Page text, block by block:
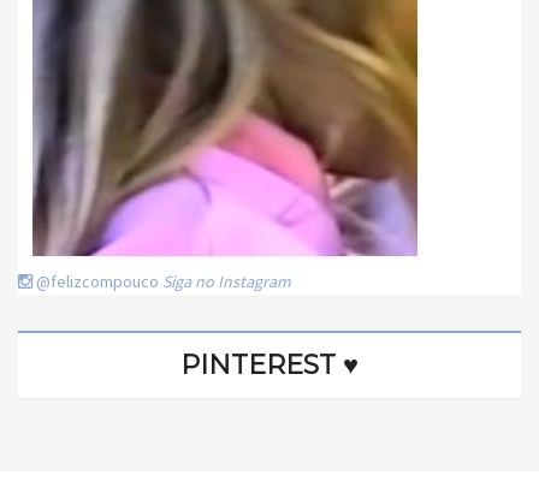
@felizcompouco Siga no Instagram
PINTEREST ♥